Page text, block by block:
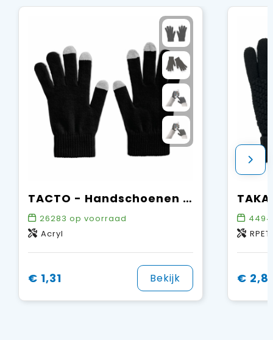
TACTO - Handschoenen voor smartphones
26283 op voorraad
Acryl
€ 1,31 Bekijk
4494
RPET
€